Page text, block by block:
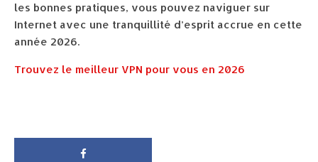
les bonnes pratiques, vous pouvez naviguer sur
Internet avec une tranquillité d’esprit accrue en cette
année 2026.
Trouvez le meilleur VPN pour vous en 2026